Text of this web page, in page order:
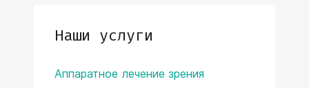
Наши услуги
Аппаратное лечение зрения